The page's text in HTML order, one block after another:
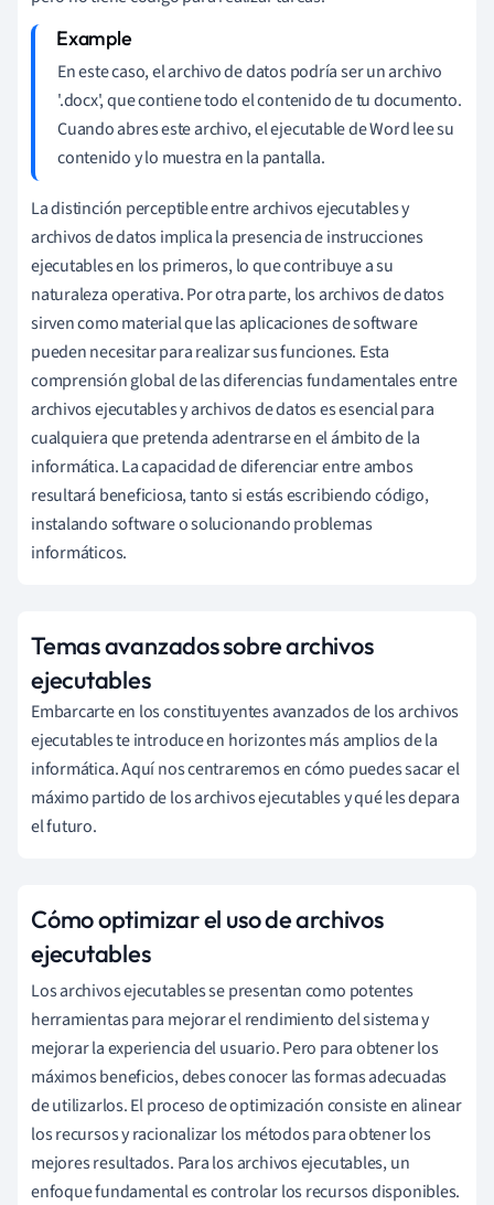
En este caso, el archivo de datos podría ser un archivo
'.docx', que contiene todo el contenido de tu documento.
Cuando abres este archivo, el ejecutable de Word lee su
contenido y lo muestra en la pantalla.
La distinción perceptible entre archivos ejecutables y
archivos de datos implica la presencia de instrucciones
ejecutables en los primeros, lo que contribuye a su
naturaleza operativa. Por otra parte, los archivos de datos
sirven como material que las aplicaciones de software
pueden necesitar para realizar sus funciones. Esta
comprensión global de las diferencias fundamentales entre
archivos ejecutables y archivos de datos es esencial para
cualquiera que pretenda adentrarse en el ámbito de la
informática. La capacidad de diferenciar entre ambos
resultará beneficiosa, tanto si estás escribiendo código,
instalando software o solucionando problemas
informáticos.
Temas avanzados sobre archivos
ejecutables
Embarcarte en los constituyentes avanzados de los archivos
ejecutables te introduce en horizontes más amplios de la
informática. Aquí nos centraremos en cómo puedes sacar el
máximo partido de los archivos ejecutables y qué les depara
el futuro.
Cómo optimizar el uso de archivos
ejecutables
Los archivos ejecutables se presentan como potentes
herramientas para mejorar el rendimiento del sistema y
mejorar la experiencia del usuario. Pero para obtener los
máximos beneficios, debes conocer las formas adecuadas
de utilizarlos. El proceso de optimización consiste en alinear
los recursos y racionalizar los métodos para obtener los
mejores resultados. Para los archivos ejecutables, un
enfoque fundamental es controlar los recursos disponibles.